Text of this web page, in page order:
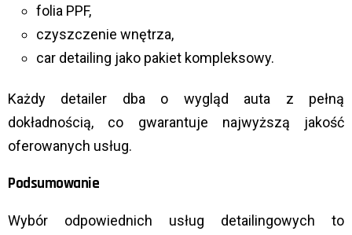
folia PPF,
czyszczenie wnętrza,
car detailing jako pakiet kompleksowy.
Każdy detailer dba o wygląd auta z pełną
dokładnością, co gwarantuje najwyższą jakość
oferowanych usług.
Podsumowanie
Wybór odpowiednich usług detailingowych to